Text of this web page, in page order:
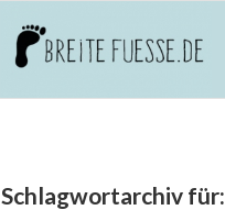
Schlagwortarchiv für: